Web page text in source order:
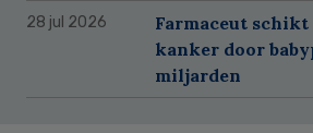
28 jul 2026
Farmaceut
kanker door
miljarden